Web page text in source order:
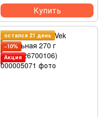
Купить
остался 21 день
−10%
Акция